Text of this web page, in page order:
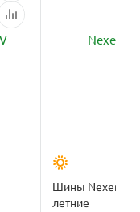
Шины Nexen
летние